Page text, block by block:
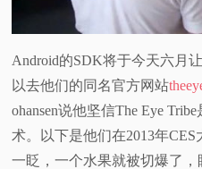
Android的SDK将于今天六月
以去他们的同名官方网站
ohansen说他坚信The Eye
术。以下是他们在2013年
一眨，一个水果就被切爆了